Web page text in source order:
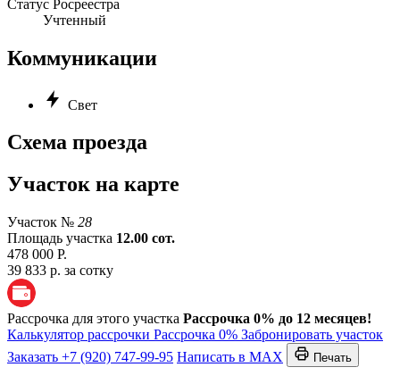
Статус Росреестра
Учтенный
Коммуникации
Свет
Схема проезда
Участок на карте
Участок № 28
Площадь участка 12.00 сот.
478 000 Р.
39 833 р. за сотку
Рассрочка для этого участка Рассрочка 0% до 12 месяцев!
Калькулятор рассрочки Рассрочка 0% Забронировать участок
Заказать +7 (920) 747-99-95 Написать в MAX Печать